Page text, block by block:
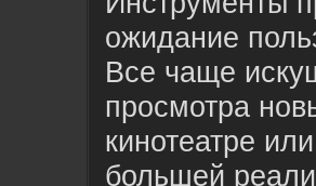
ожидание
Все чаще
просмотра
кинотеатре
большей